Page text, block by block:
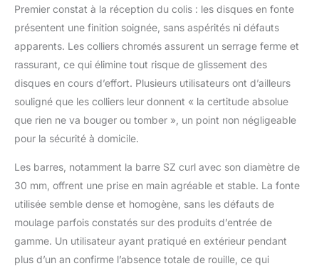
RÉSISTANTS: Les
disques en fonte
pleine, dotés d'une
surface laquée, sont
rayures et les éclats.
Leur robustesse assure
une longévité
intensifs. BARRE
D'HALTÈRE AVEC
FERMETURES
SOLIDES: La barre
d'haltères est fabriquée
en acier massif
chromé. Elle est dotée
Premier constat à la réception du colis : les disques en fonte
présentent une finition soignée, sans aspérités ni défauts
apparents. Les colliers chromés assurent un serrage ferme et
rassurant, ce qui élimine tout risque de glissement des
disques en cours d’effort. Plusieurs utilisateurs ont d’ailleurs
souligné que les colliers leur donnent « la certitude absolue
que rien ne va bouger ou tomber », un point non négligeable
pour la sécurité à domicile.
Les barres, notamment la barre SZ curl avec son diamètre de
30 mm, offrent une prise en main agréable et stable. La fonte
utilisée semble dense et homogène, sans les défauts de
moulage parfois constatés sur des produits d’entrée de
gamme. Un utilisateur ayant pratiqué en extérieur pendant
plus d’un an confirme l’absence totale de rouille, ce qui